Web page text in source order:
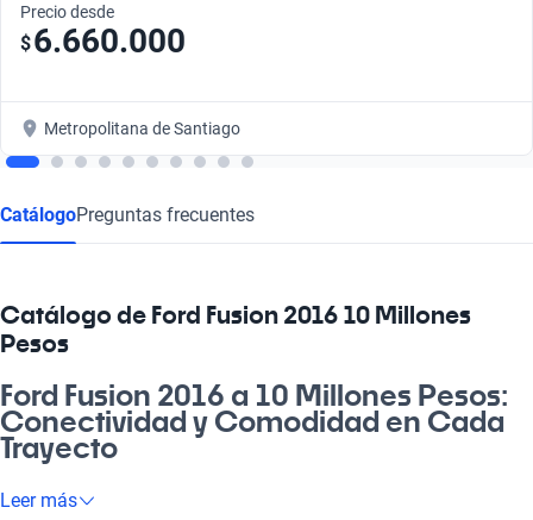
Precio desde
$6.660.000
Metropolitana de Santiago
CatálogoPreguntas frecuentes
Catálogo de Ford Fusion 2016 10 Millones
Pesos
Ford Fusion 2016 a 10 Millones Pesos:
Conectividad y Comodidad en Cada
Trayecto
¿Cachai lo que es manejar un auto que combina diseño
Leer más